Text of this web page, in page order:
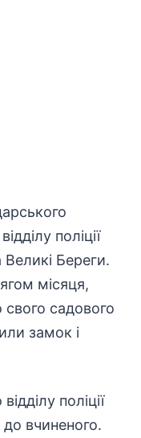
поліції
Береги.
місяця,
свого садового
замок і
поліції
вчиненого.